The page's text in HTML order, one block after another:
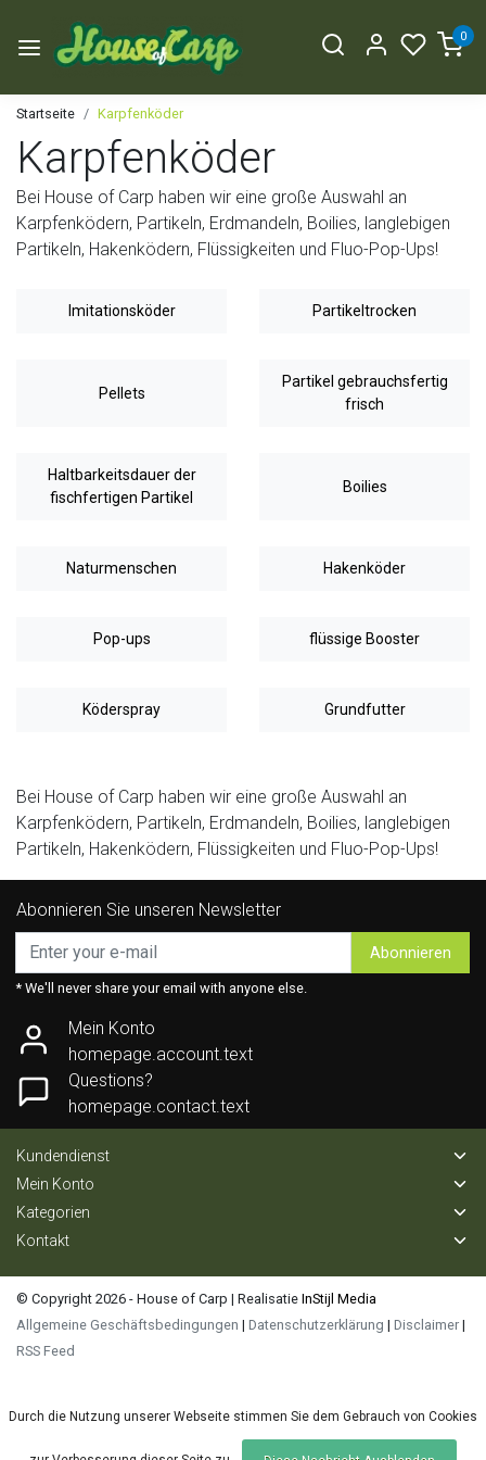
0
Startseite Karpfenköder
Karpfenköder
Bei House of Carp haben wir eine große Auswahl an
Karpfenködern, Partikeln, Erdmandeln, Boilies, langlebigen
Partikeln, Hakenködern, Flüssigkeiten und Fluo-Pop-Ups!
Imitationsköder Partikeltrocken
Pellets
Partikel gebrauchsfertig
frisch
Haltbarkeitsdauer der
fischfertigen Partikel
Boilies
Naturmenschen Hakenköder
Pop-ups flüssige Booster
Köderspray Grundfutter
Bei House of Carp haben wir eine große Auswahl an
Karpfenködern, Partikeln, Erdmandeln, Boilies, langlebigen
Partikeln, Hakenködern, Flüssigkeiten und Fluo-Pop-Ups!
Abonnieren Sie unseren Newsletter
Abonnieren
* We'll never share your email with anyone else.
Mein Konto
homepage.account.text
Questions?
homepage.contact.text
Kundendienst
Mein Konto
Kategorien
Kontakt
© Copyright 2026 - House of Carp | Realisatie InStijl Media
Allgemeine Geschäftsbedingungen | Datenschutzerklärung | Disclaimer |
RSS Feed
Durch die Nutzung unserer Webseite stimmen Sie dem Gebrauch von Cookies